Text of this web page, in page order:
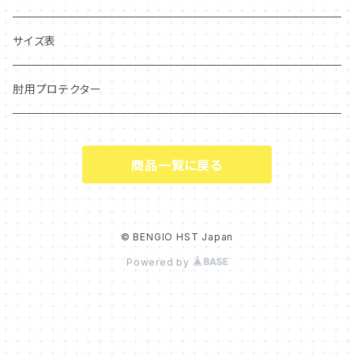
CARCON
CARBON LEVLAR
CIK–FIA公認
OUTLET❗️
サイズ表
肘用プロテクター
商品一覧に戻る
© BENGIO HST Japan
Powered by